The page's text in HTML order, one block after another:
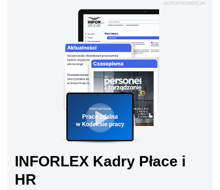
AUTOPROMOCJA
INFORLEX Kadry Płace i
HR